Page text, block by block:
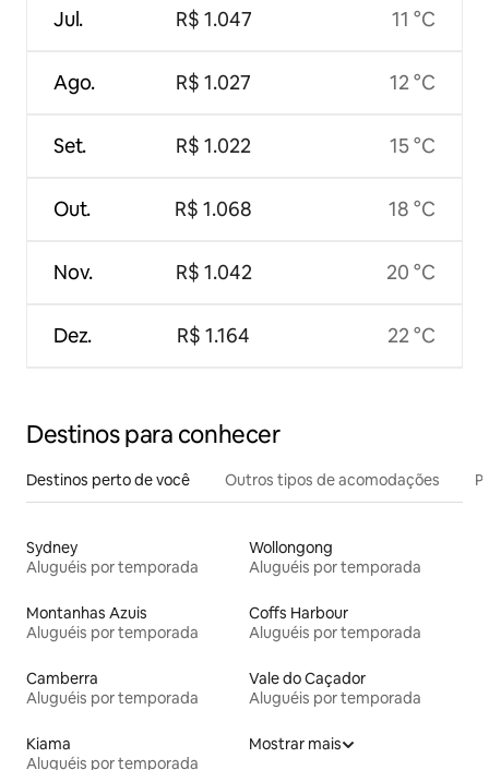
Jul.
Ago.
Set.
Out.
Nov.
Dez.
R$ 1.047
R$ 1.027
R$ 1.022
R$ 1.068
R$ 1.042
R$ 1.164
11 °C
12 °C
15 °C
18 °C
20 °C
22 °C
Destinos para conhecer
Destinos perto de você Outros tipos de acomodações
Sydney
Aluguéis por temporada
Wollongong
Aluguéis por temporada
Montanhas Azuis
Aluguéis por temporada
Coffs Harbour
Aluguéis por temporada
Camberra
Aluguéis por temporada
Vale do Caçador
Aluguéis por temporada
Kiama
Aluguéis por temporada
Mostrar mais